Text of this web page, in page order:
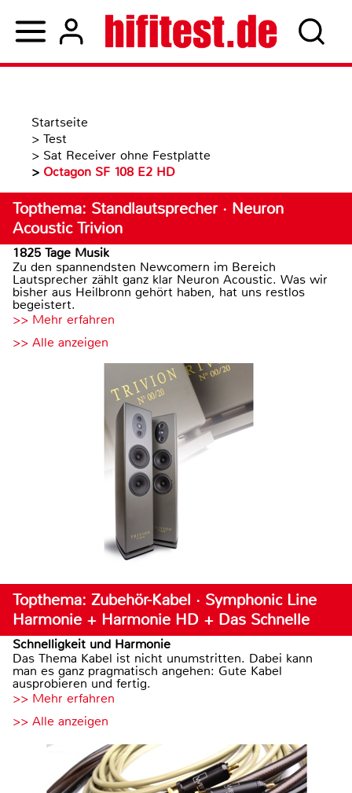
Startseite
> Test
> Sat Receiver ohne Festplatte
> Octagon SF 108 E2 HD
Topthema: Standlautsprecher · Neuron
Acoustic Trivion
1825 Tage Musik
Zu den spannendsten Newcomern im Bereich
Lautsprecher zählt ganz klar Neuron Acoustic. Was wir
bisher aus Heilbronn gehört haben, hat uns restlos
begeistert.
>> Mehr erfahren
>> Alle anzeigen
Topthema: Zubehör-Kabel · Symphonic Line
Harmonie + Harmonie HD + Das Schnelle
Schnelligkeit und Harmonie
Das Thema Kabel ist nicht unumstritten. Dabei kann
man es ganz pragmatisch angehen: Gute Kabel
ausprobieren und fertig.
>> Mehr erfahren
>> Alle anzeigen